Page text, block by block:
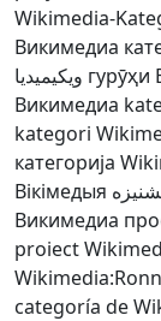
Wikimedia-
Викимедиа
ويكيميديا гурӯҳи
Викимедиа
kategori
категорија
Вікімедыя
Викимедиа
proiect
categoría de